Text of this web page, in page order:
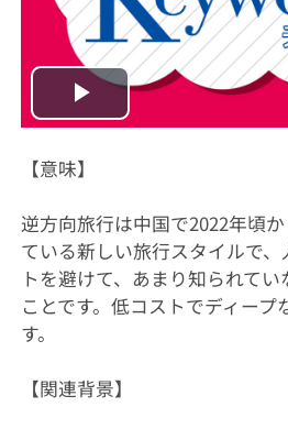
Play
Video
【意味】
逆方向旅行は中国で2022年頃
ている新しい旅行スタイルで
トを避けて、あまり知られて
ことです。低コストでディープ
す。
【関連背景】